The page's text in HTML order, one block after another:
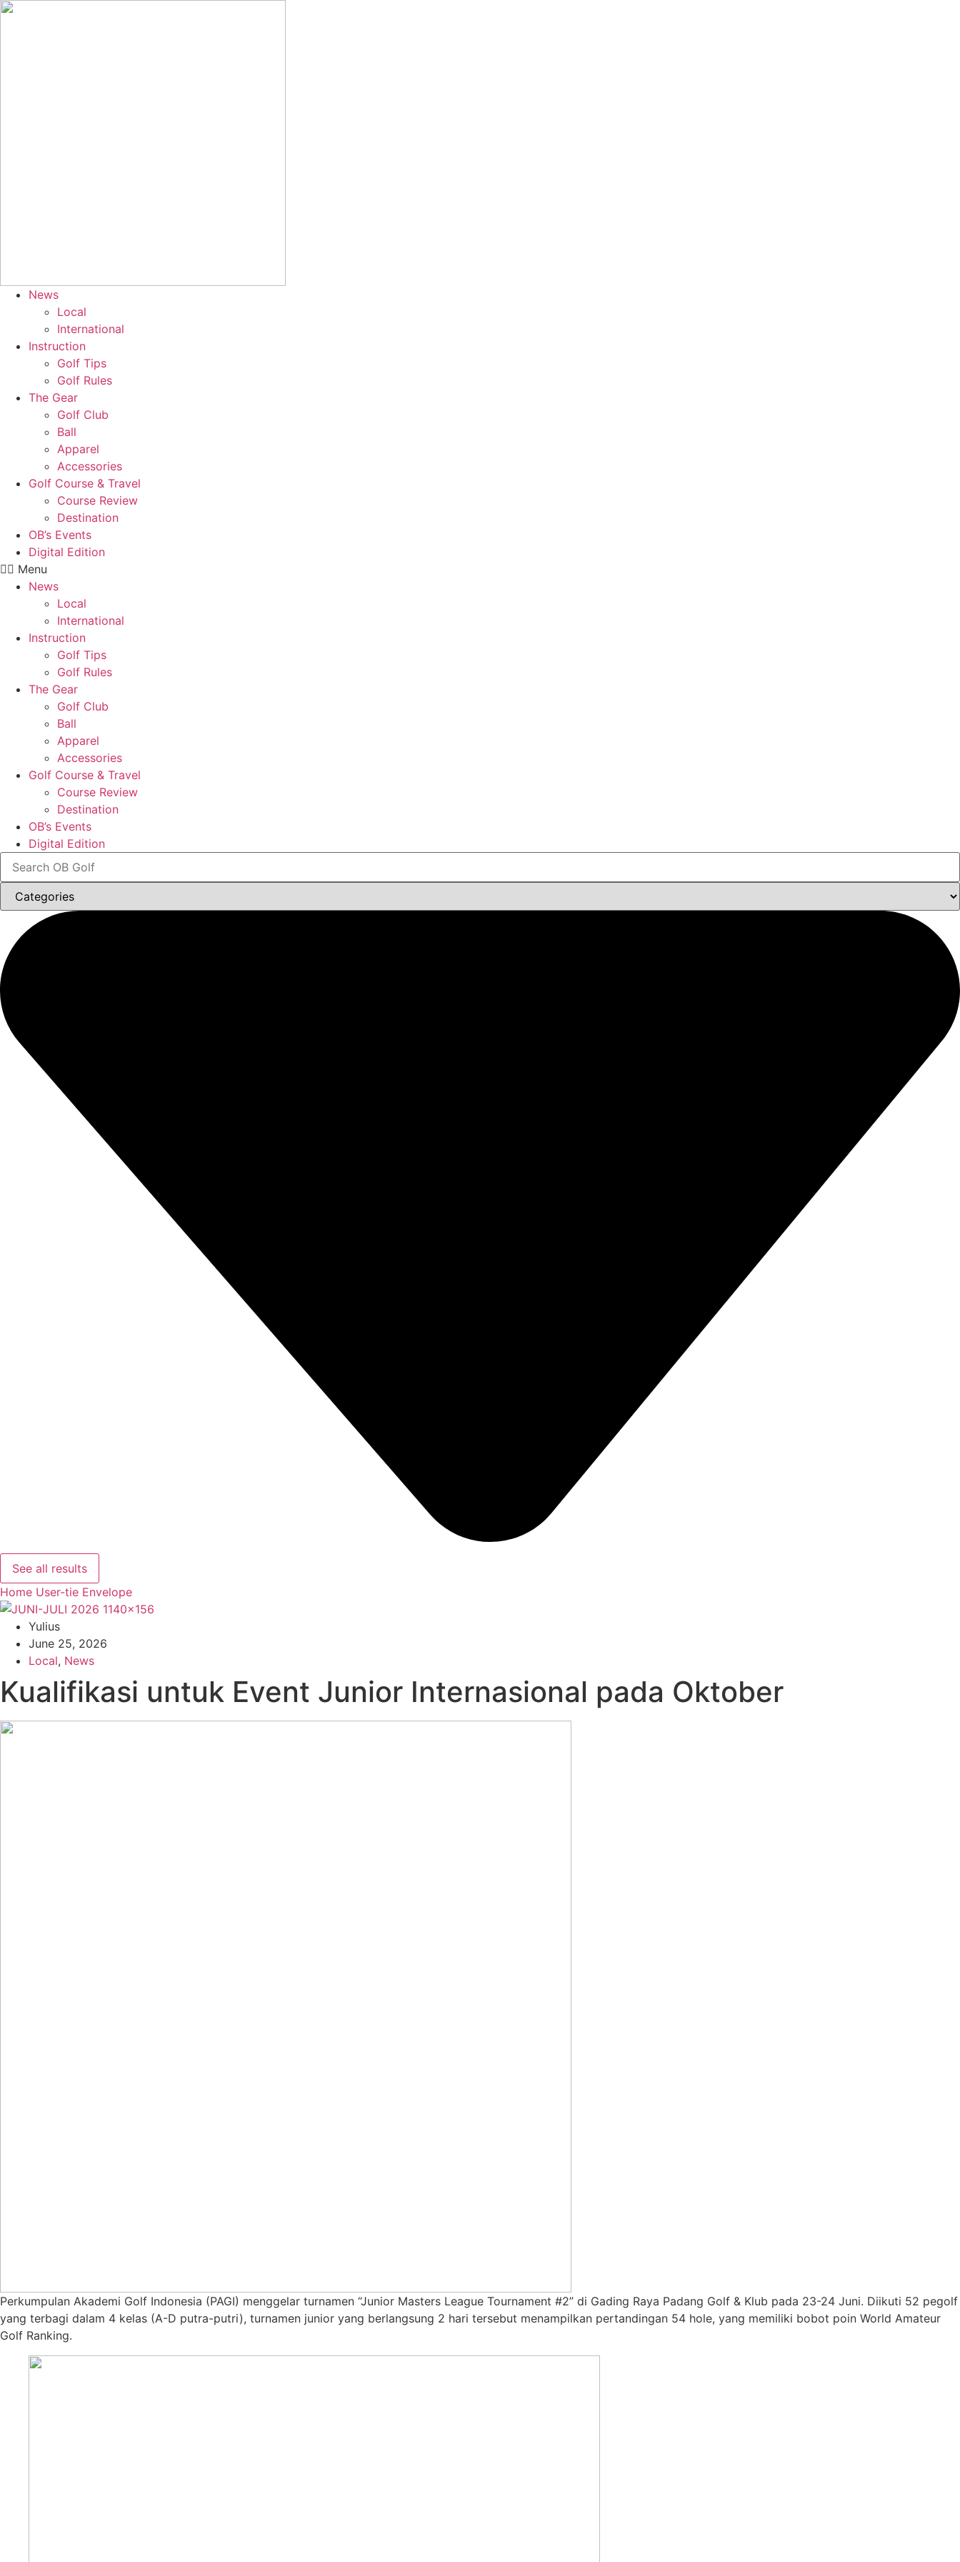
Skip
News
Local
International
Instruction
Golf Tips
Golf Rules
The Gear
Golf Club
Ball
Apparel
Accessories
Golf Course & Travel
Course Review
Destination
OB’s Events
Digital Edition
Menu
News
Local
International
Instruction
Golf Tips
Golf Rules
The Gear
Golf Club
Ball
Apparel
Accessories
Golf Course & Travel
Course Review
Destination
OB’s Events
Digital Edition
See all results
Home User-tie Envelope
Yulius
June 25, 2026
Local, News
Kualifikasi untuk Event Junior Internasional pada Oktober
Perkumpulan Akademi Golf Indonesia (PAGI) menggelar turnamen “Junior Masters League Tournament #2” di Gading Raya Padang Golf & Klub pada 23-24 Juni. Diikuti 52 pegolf
yang terbagi dalam 4 kelas (A-D putra-putri), turnamen junior yang berlangsung 2 hari tersebut menampilkan pertandingan 54 hole, yang memiliki bobot poin World Amateur
Golf Ranking.